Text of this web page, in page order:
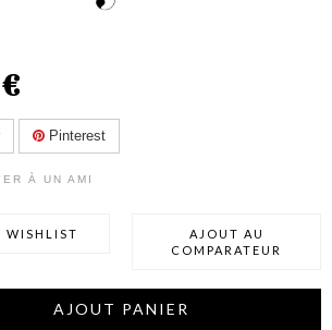
Pinterest
À UN AMI
WISHLIST
AJOUT AU
COMPARATEUR
AJOUT PANIER